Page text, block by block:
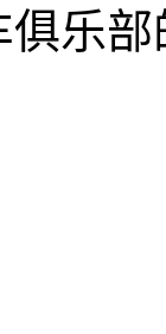
俱乐